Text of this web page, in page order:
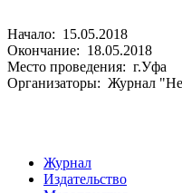
Начало: 15.05.2018
Окончание: 18.05.2018
Место проведения: г.Уфа
Организаторы: Журнал
Журнал
Издательство